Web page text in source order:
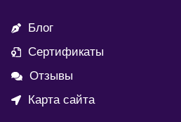
Блог
Сертификаты
Отзывы
Карта сайта